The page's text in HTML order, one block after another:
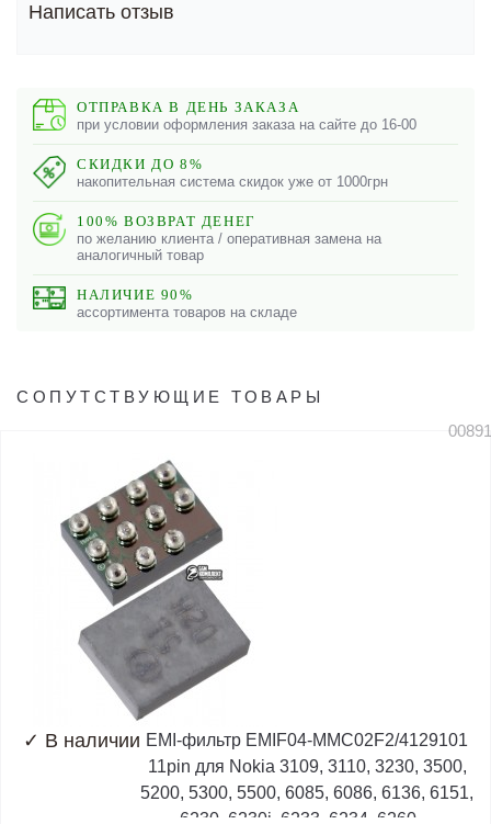
Написать отзыв
ОТПРАВКА В ДЕНЬ ЗАКАЗА
при условии оформления заказа на сайте до 16-00
СКИДКИ ДО 8%
накопительная система скидок уже от 1000грн
100% ВОЗВРАТ ДЕНЕГ
по желанию клиента / оперативная замена на
аналогичный товар
НАЛИЧИЕ 90%
ассортимента товаров на складе
СОПУТСТВУЮЩИЕ ТОВАРЫ
✓ В наличии EMI-фильтр EMIF04-MMC02F2/4129101
11pin для Nokia 3109, 3110, 3230, 3500,
5200, 5300, 5500, 6085, 6086, 6136, 6151,
6230, 6230i, 6233, 6234, 6260,...